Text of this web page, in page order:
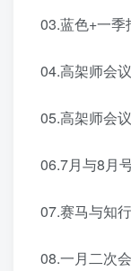
03.蓝色+一季
04.高架师会
05.高架师会
06.7月与8月
07.赛马与知
08.一月二次